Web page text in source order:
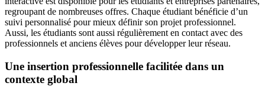
regroupant de nombreuses offres. Chaque étudiant bénéficie d’un
suivi personnalisé pour mieux définir son projet professionnel.
Aussi, les étudiants sont aussi régulièrement en contact avec des
professionnels et anciens élèves pour développer leur réseau.
Une insertion professionnelle facilitée dans un
contexte global